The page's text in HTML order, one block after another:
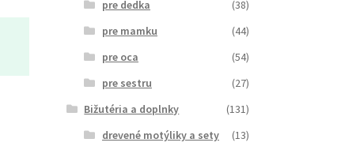
pre dedka
(38)
pre mamku
(44)
pre oca
(54)
pre sestru
(27)
Bižutéria a doplnky
(131)
drevené motýliky a sety
(13)